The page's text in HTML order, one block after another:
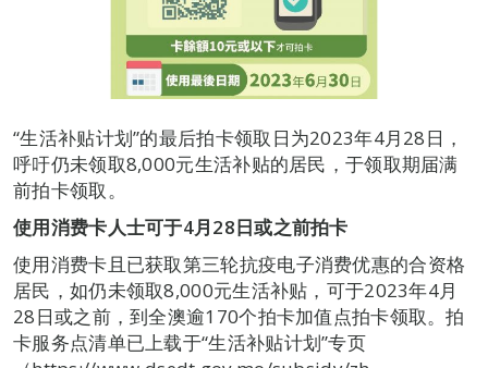
“生活补贴计划”的最后拍卡领取日为2023年4月28日，
呼吁仍未领取8,000元生活补贴的居民，于领取期届满
前拍卡领取。
使用消费卡人士可于4月28日或之前拍卡
使用消费卡且已获取第三轮抗疫电子消费优惠的合资格
居民，如仍未领取8,000元生活补贴，可于2023年4月
28日或之前，到全澳逾170个拍卡加值点拍卡领取。拍
卡服务点清单已上载于“生活补贴计划”专页